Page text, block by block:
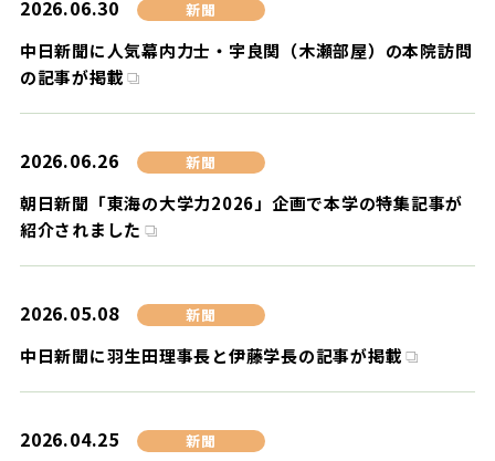
2026.06.30 新聞
中日新聞に人気幕内力士・宇良関（木瀬部屋）の本院訪問
の記事が掲載
2026.06.26 新聞
朝日新聞「東海の大学力2026」企画で本学の特集記事が
紹介されました
2026.05.08 新聞
中日新聞に羽生田理事長と伊藤学長の記事が掲載
2026.04.25 新聞